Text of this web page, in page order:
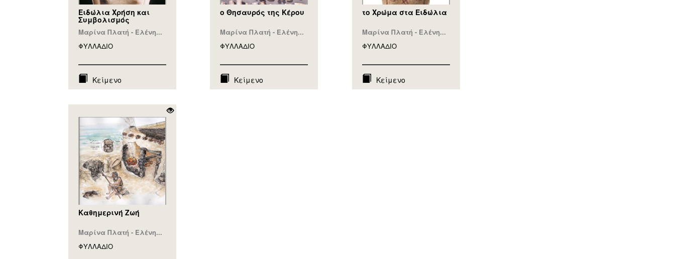
Ειδώλια Χρήση και
Συμβολισμός
Μαρίνα Πλατή - Ελένη...
ΦΥΛΛAΔΙΟ
Κείμενο
ο Θησαυρός της Κέρου
Μαρίνα Πλατή - Ελένη...
ΦΥΛΛAΔΙΟ
Κείμενο
το Χρώμα στα Ειδώλια
Μαρίνα Πλατή - Ελένη...
ΦΥΛΛAΔΙΟ
Κείμενο
Καθημερινή Ζωή
Μαρίνα Πλατή - Ελένη...
ΦΥΛΛAΔΙΟ